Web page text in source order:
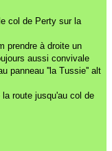
col de Perty sur la
prendre à droite un
aussi convivale
panneau ''la Tussie'' alt
route jusqu'au col de